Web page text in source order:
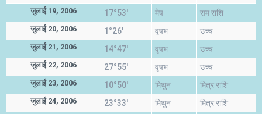
जुलाई 19, 2006 17°53' मेष सम राशि
जुलाई 20, 2006 1°26' वृषभ उच्च
जुलाई 21, 2006 14°47' वृषभ उच्च
जुलाई 22, 2006 27°55' वृषभ उच्च
जुलाई 23, 2006 10°50' मिथुन मित्र राशि
जुलाई 24, 2006 23°33' मिथुन मित्र राशि